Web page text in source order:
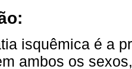
isquêmica é a
ambos os